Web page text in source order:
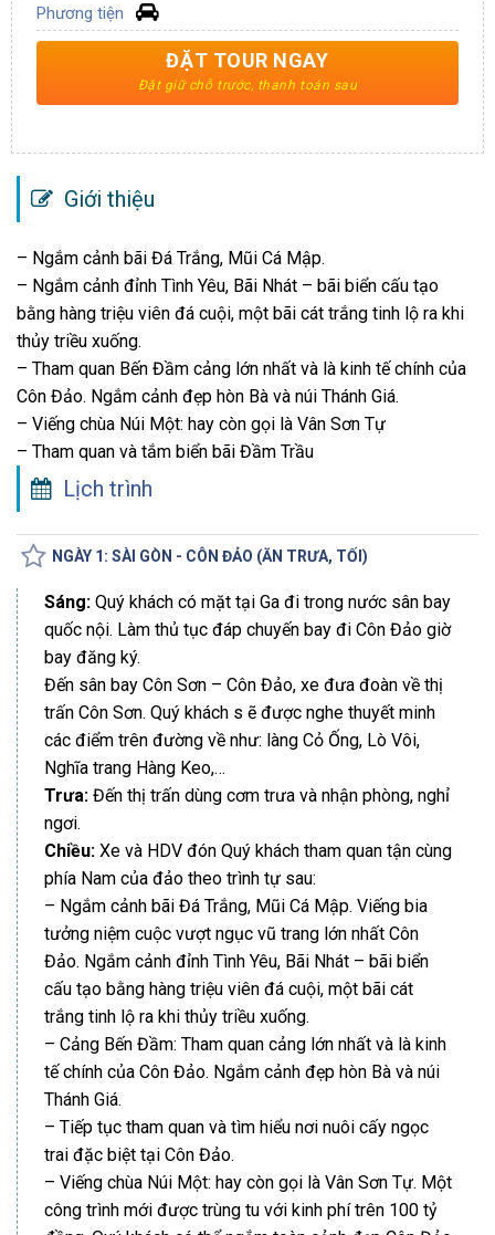
Phương tiện
ĐẶT TOUR NGAY
Giới thiệu
– Ngắm cảnh bãi Đá Trắng, Mũi Cá Mập.
– Ngắm cảnh đỉnh Tình Yêu, Bãi Nhát – bãi biển cấu tạo
bằng hàng triệu viên đá cuội, một bãi cát trắng tinh lộ ra khi
thủy triều xuống.
– Tham quan Bến Đầm cảng lớn nhất và là kinh tế chính của
Côn Đảo. Ngắm cảnh đẹp hòn Bà và núi Thánh Giá.
– Viếng chùa Núi Một: hay còn gọi là Vân Sơn Tự
– Tham quan và tắm biển bãi Đầm Trầu
Lịch trình
NGÀY 1: SÀI GÒN - CÔN ĐẢO (ĂN TRƯA, TỐI)
Sáng: Quý khách có mặt tại Ga đi trong nước sân bay
quốc nội. Làm thủ tục đáp chuyến bay đi Côn Đảo giờ
bay đăng ký.
Đến sân bay Côn Sơn – Côn Đảo, xe đưa đoàn về thị
trấn Côn Sơn. Quý khách s ẽ được nghe thuyết minh
các điểm trên đường về như: làng Cỏ Ống, Lò Vôi,
Nghĩa trang Hàng Keo,…
Trưa: Đến thị trấn dùng cơm trưa và nhận phòng, nghỉ
ngơi.
Chiều: Xe và HDV đón Quý khách tham quan tận cùng
phía Nam của đảo theo trình tự sau:
– Ngắm cảnh bãi Đá Trắng, Mũi Cá Mập. Viếng bia
tưởng niệm cuộc vượt ngục vũ trang lớn nhất Côn
Đảo. Ngắm cảnh đỉnh Tình Yêu, Bãi Nhát – bãi biển
cấu tạo bằng hàng triệu viên đá cuội, một bãi cát
trắng tinh lộ ra khi thủy triều xuống.
– Cảng Bến Đầm: Tham quan cảng lớn nhất và là kinh
tế chính của Côn Đảo. Ngắm cảnh đẹp hòn Bà và núi
Thánh Giá.
– Tiếp tục tham quan và tìm hiểu nơi nuôi cấy ngọc
trai đặc biệt tại Côn Đảo.
– Viếng chùa Núi Một: hay còn gọi là Vân Sơn Tự. Một
công trình mới được trùng tu với kinh phí trên 100 tỷ